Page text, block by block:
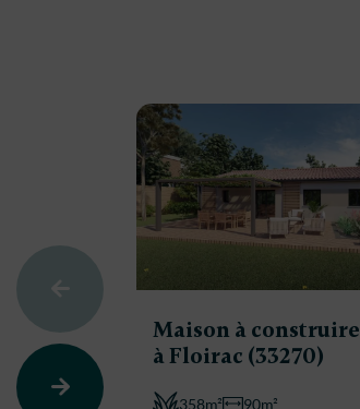
Maison à construire
à Floirac (33270)
358m²
90m²